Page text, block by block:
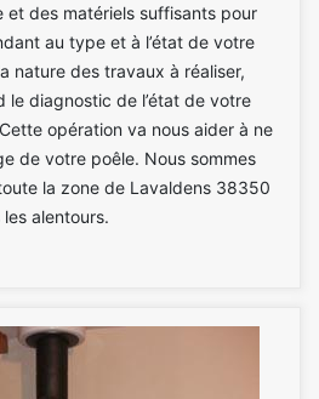
et des matériels suffisants pour
au type et à l’état de votre
nature des travaux à réaliser,
le diagnostic de l’état de votre
opération va nous aider à ne
de votre poêle. Nous sommes
la zone de Lavaldens 38350
alentours.